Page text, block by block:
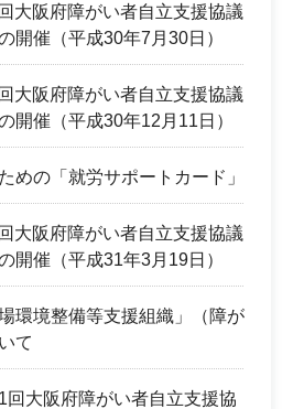
大阪府障がい者自立支援協議
開催（平成30年7月30日）
大阪府障がい者自立支援協議
開催（平成30年12月11日）
めの「就労サポートカード」
大阪府障がい者自立支援協議
開催（平成31年3月19日）
環境整備等支援組織」（障が
て
大阪府障がい者自立支援協